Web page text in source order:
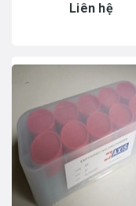
Liên hệ